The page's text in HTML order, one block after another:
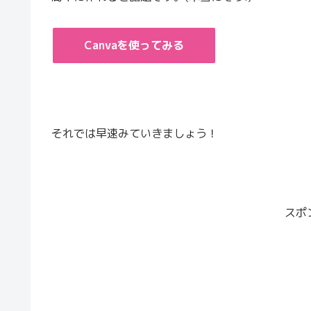
Canvaを使ってみる
それでは早速みていきましょう！
スポ